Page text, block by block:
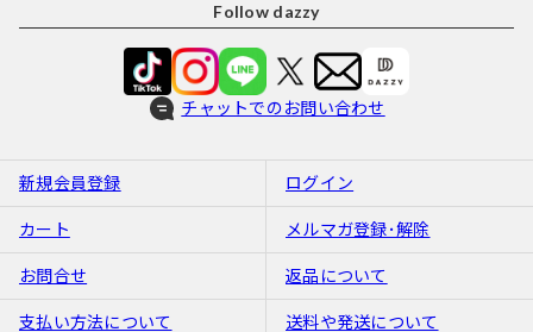
Follow dazzy
チャットでのお問い合わせ
新規会員登録 ログイン
カート メルマガ登録･解除
お問合せ 返品について
支払い方法について 送料や発送について